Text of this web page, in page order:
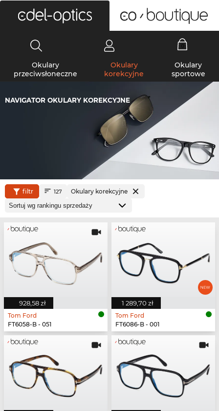
Okulary
przeciwsłoneczne
Okulary
korekcyjne
Okulary
sportowe
NAVIGATOR OKULARY KOREKCYJNE
filtr 127 Okulary korekcyjne
928,58 zł
Tom Ford
FT6058-B - 051
1 289,70 zł
Tom Ford
FT6086-B - 001